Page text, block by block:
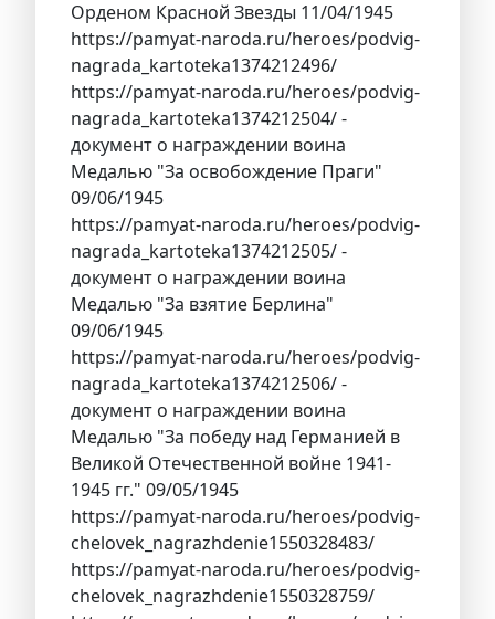
Орденом Красной Звезды 11/04/1945
https://pamyat-naroda.ru/heroes/podvig-
nagrada_kartoteka1374212496/
https://pamyat-naroda.ru/heroes/podvig-
nagrada_kartoteka1374212504/ -
документ о награждении воина
Медалью "За освобождение Праги"
09/06/1945
https://pamyat-naroda.ru/heroes/podvig-
nagrada_kartoteka1374212505/ -
документ о награждении воина
Медалью "За взятие Берлина"
09/06/1945
https://pamyat-naroda.ru/heroes/podvig-
nagrada_kartoteka1374212506/ -
документ о награждении воина
Медалью "За победу над Германией в
Великой Отечественной войне 1941-
1945 гг." 09/05/1945
https://pamyat-naroda.ru/heroes/podvig-
chelovek_nagrazhdenie1550328483/
https://pamyat-naroda.ru/heroes/podvig-
chelovek_nagrazhdenie1550328759/